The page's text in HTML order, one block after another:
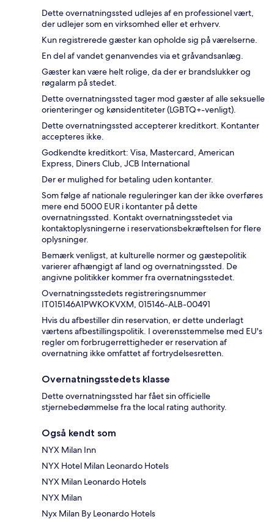
Dette overnatningssted udlejes af en professionel vært,
der udlejer som en virksomhed eller et erhverv.
Kun registrerede gæster kan opholde sig på værelserne.
En del af vandet genanvendes via et gråvandsanlæg.
Gæster kan være helt rolige, da der er brandslukker og
røgalarm på stedet.
Dette overnatningssted tager mod gæster af alle seksuelle
orienteringer og kønsidentiteter (LGBTQ+-venligt).
Dette overnatningssted accepterer kreditkort. Kontanter
accepteres ikke.
Godkendte kreditkort: Visa, Mastercard, American
Express, Diners Club, JCB International
Der er mulighed for betaling uden kontanter.
Som følge af nationale reguleringer kan der ikke overføres
mere end 5000 EUR i kontanter på dette
overnatningssted. Kontakt overnatningsstedet via
kontaktoplysningerne i reservationsbekræftelsen for flere
oplysninger.
Bemærk venligst, at kulturelle normer og gæstepolitik
varierer afhængigt af land og overnatningssted. De
angivne politikker kommer fra overnatningsstedet.
Overnatningsstedets registreringsnummer
IT015146A1PWKOKVXM, 015146-ALB-00491
Hvis du afbestiller din reservation, er dette underlagt
værtens afbestillingspolitik. I overensstemmelse med EU's
regler om forbrugerrettigheder er reservation af
overnatning ikke omfattet af fortrydelsesretten.
Overnatningsstedets klasse
Dette overnatningssted har fået sin officielle
stjernebedømmelse fra the local rating authority.
Også kendt som
NYX Milan Inn
NYX Hotel Milan Leonardo Hotels
NYX Milan Leonardo Hotels
NYX Milan
Nyx Milan By Leonardo Hotels